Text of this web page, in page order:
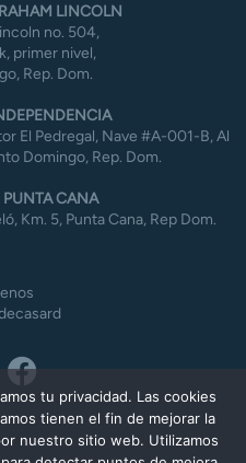
LINCOLN
no. 504,
primer nivel,
Rep. Dom.
El Pedregal, Nave #A-001-B, Al
Domingo, Rep. Dom.
CANA
Km. 5, Punta Cana, Rep Dom.
tu privacidad. Las cookies
tienen el fin de mejorar la
nuestro sitio web. Utilizamos